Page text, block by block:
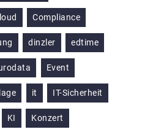
Compliance
dinzler edtime
Event
it IT-Sicherheit
KI Konzert